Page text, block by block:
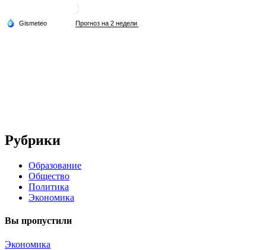
Рубрики
Образование
Общество
Политика
Экономика
Вы пропустили
Экономика